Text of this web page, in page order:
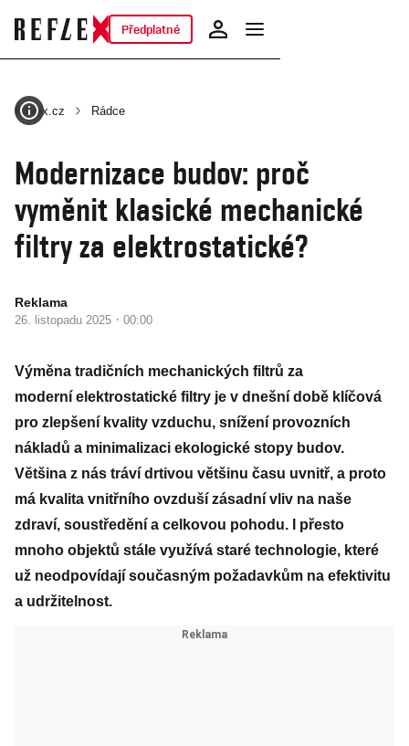
Předplatné
Reflex.cz Rádce
Modernizace budov: proč
vyměnit klasické mechanické
filtry za elektrostatické?
Reklama
26. listopadu 2025 · 00:00
Výměna tradičních mechanických filtrů za
moderní elektrostatické filtry je v dnešní době klíčová
pro zlepšení kvality vzduchu, snížení provozních
nákladů a minimalizaci ekologické stopy budov.
Většina z nás tráví drtivou většinu času uvnitř, a proto
má kvalita vnitřního ovzduší zásadní vliv na naše
zdraví, soustředění a celkovou pohodu. I přesto
mnoho objektů stále využívá staré technologie, které
už neodpovídají současným požadavkům na efektivitu
a udržitelnost.